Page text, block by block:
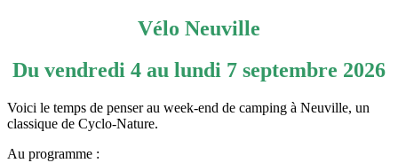
Vélo Neuville
Du vendredi 4 au lundi 7 septembre 2026
Voici le temps de penser au week-end de camping à Neuville, un
classique de Cyclo-Nature.
Au programme :